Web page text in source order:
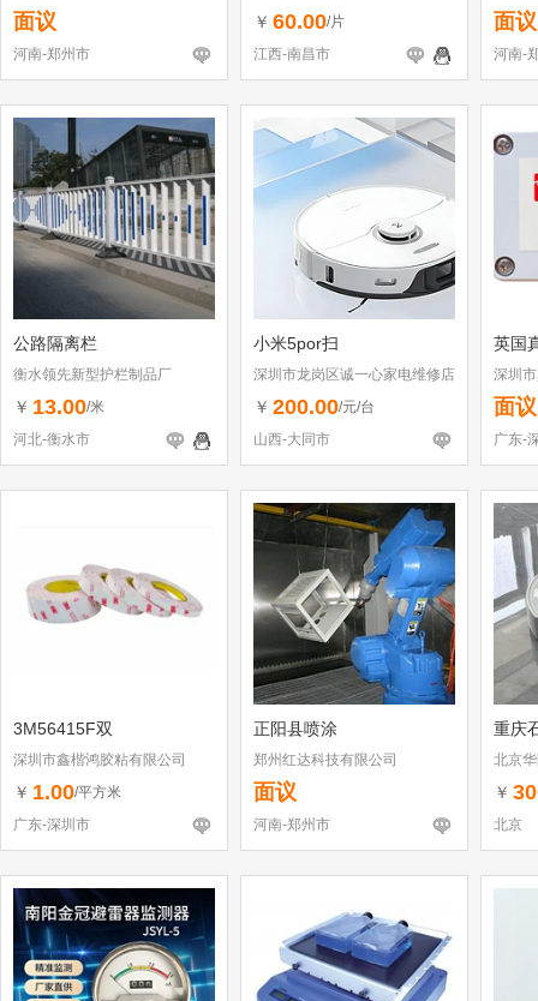
面议
河南-郑州市
￥ 60.00/片
江西-南昌市
面议
河南-
公路隔离栏
衡水领先新型护栏制品厂
￥ 13.00/米
河北-衡水市
小米5por扫
深圳市龙岗区诚一心家电维修店
（个体工商户）
￥ 200.00/元/台
山西-大同市
英国
深圳
面议
广东-
3M56415F双
深圳市鑫楷鸿胶粘有限公司
￥ 1.00/平方米
广东-深圳市
正阳县喷涂
郑州红达科技有限公司
面议
河南-郑州市
重庆
北京
￥
北京